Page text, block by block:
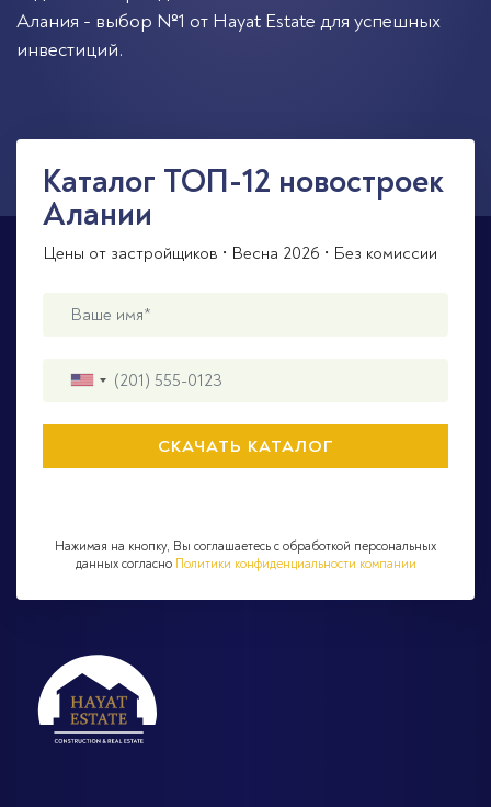
Алания - выбор №1 от Hayat Estate для успешных
инвестиций.
Каталог ТОП-12 новостроек
Алании
Цены от застройщиков • Весна 2026 • Без комиссии
Нажимая на кнопку, Вы соглашаетесь с обработкой персональных
данных согласно Политики конфиденциальности компании